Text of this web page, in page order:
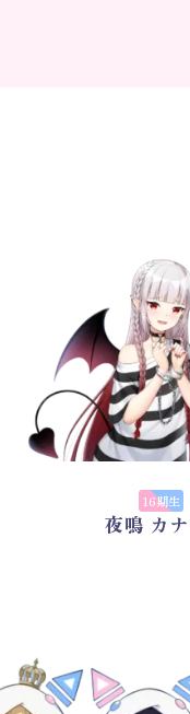
16期生
夜鳴 カ